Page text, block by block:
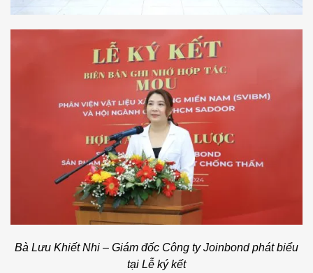
Bà Lưu Khiết Nhi – Giám đốc Công ty Joinbond phát biểu
tại Lễ ký kết